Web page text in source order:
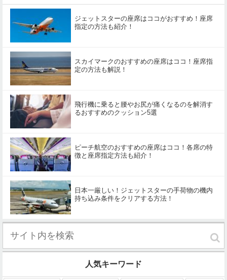
ジェットスターの座席はココがおすすめ！座席
指定の方法も紹介！
スカイマークのおすすめの座席はココ！座席指
定の方法も解説！
飛行機に乗ると腰やお尻が痛くなるのを解消す
るおすすめのクッション5選
ピーチ航空のおすすめの座席はココ！各席の特
徴と座席指定方法も紹介！
日本一厳しい！ジェットスターの手荷物の機内
持ち込み条件をクリアする方法！
人気キーワード